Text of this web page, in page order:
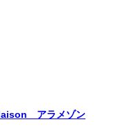
アラメゾン